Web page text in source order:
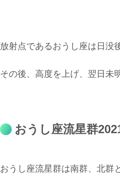
放射点であるおうし座は日没
その後、高度を上げ、翌日未
おうし座流星群
おうし座流星群は南群、北群